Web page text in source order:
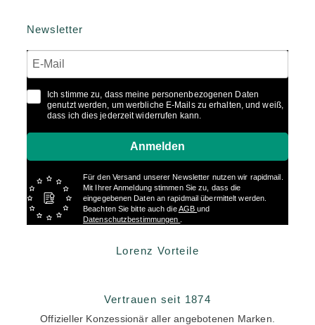
Newsletter
Ich stimme zu, dass meine personenbezogenen Daten
genutzt werden, um werbliche E-Mails zu erhalten, und weiß,
dass ich dies jederzeit widerrufen kann.
Anmelden
Für den Versand unserer Newsletter nutzen wir rapidmail.
Mit Ihrer Anmeldung stimmen Sie zu, dass die
eingegebenen Daten an rapidmail übermittelt werden.
Beachten Sie bitte auch dieAGBund
Datenschutzbestimmungen
Lorenz Vorteile
Vertrauen seit 1874
Offizieller Konzessionär aller angebotenen Marken.